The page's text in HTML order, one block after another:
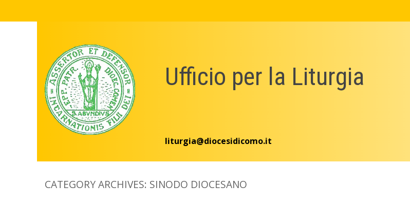
Ufficio per la Liturgia
liturgia@diocesidicomo.it
CATEGORY ARCHIVES: SINODO DIOCESANO